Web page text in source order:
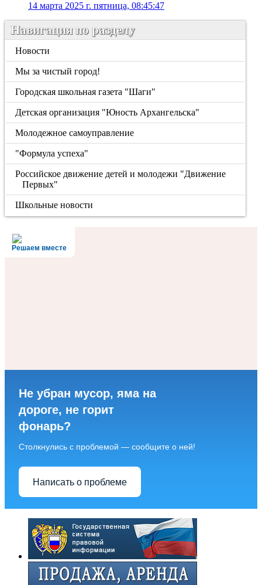
14 марта 2025 г. пятница, 08:45:47
Навигация по разделу
Новости
Мы за чистый город!
Городская школьная газета "Шаги"
Детская организация "Юность Архангельска"
Молодежное самоуправление
"Формула успеха"
Российское движение детей и молодежи "Движение
Первых"
Школьные новости
Решаем вместе
Не убран мусор, яма на
дороге, не горит
фонарь?
Столкнулись с проблемой — сообщите о ней!
Написать о проблеме